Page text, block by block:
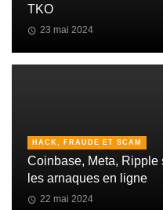
TKO
23 mai 2024
HACK, FRAUDE ET SCAM
Coinbase, Meta, Ripple
les arnaques en ligne
22 mai 2024